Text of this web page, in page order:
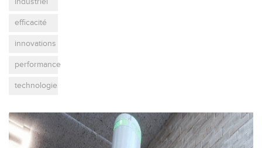
efficacité
innovations
performance
technologie